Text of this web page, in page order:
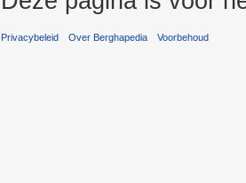
Privacybeleid Over Berghapedia Voorbehoud